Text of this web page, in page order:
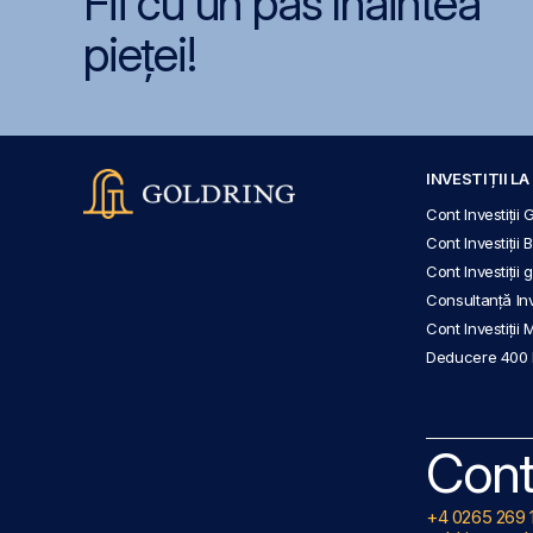
pieței!
INVESTIȚII LA
Cont Investiții
Cont Investiții
Cont Investiții
Consultanță
Cont Investiții
Deducere 400
+4 0265 269